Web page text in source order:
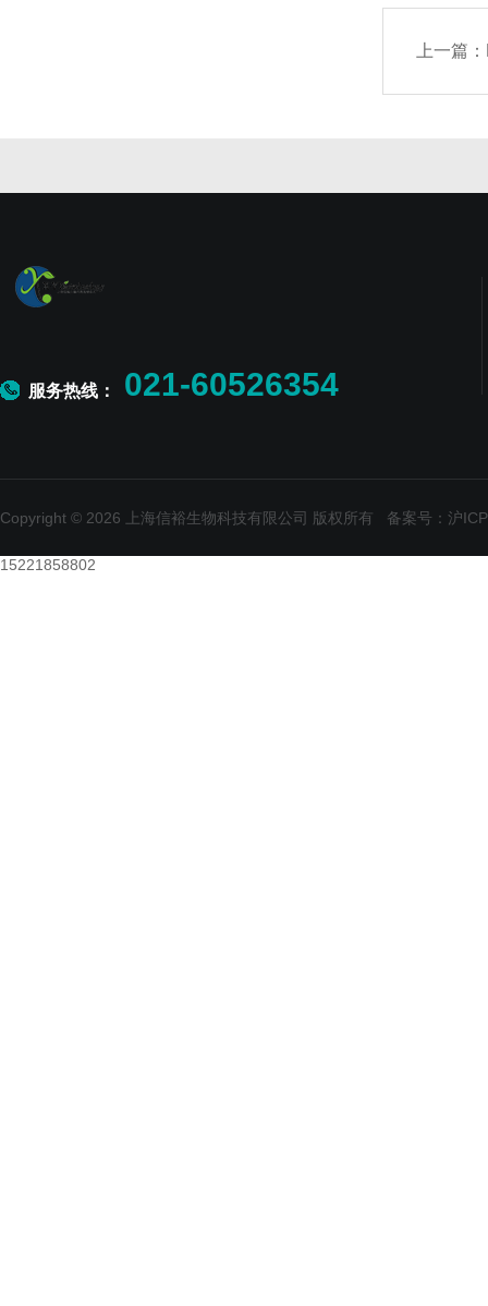
上一篇：
服务热线： 021-60526354
Copyright © 2026 上海信裕生物科技有限公司 版权所有 备案号：沪
15221858802